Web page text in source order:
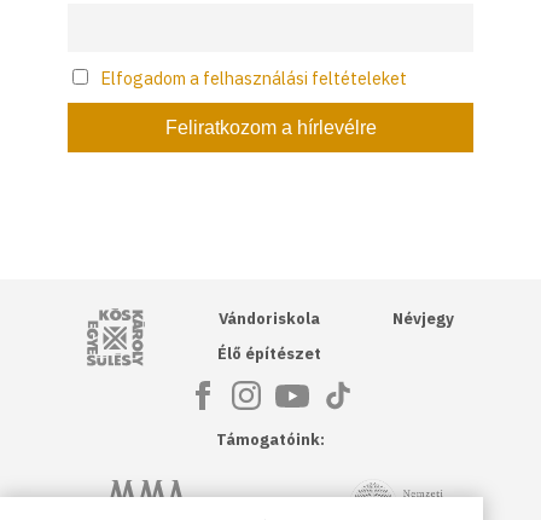
Elfogadom a felhasználási feltételeket
Kós Károly Egyesülés
Vándoriskola
Élő építészet
Névjegy
Támogatóink:
Magyar Művészeti Akadémia NKA